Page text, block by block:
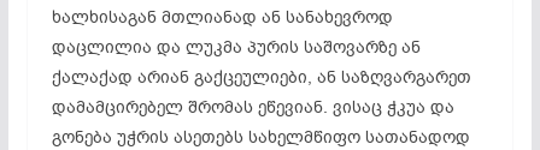
ხალხისაგან მთლიანად ან სანახევროდ
დაცლილია და ლუკმა პურის საშოვარზე ან
ქალაქად არიან გაქცეულიები, ან საზღვარგარეთ
დამამცირებელ შრომას ეწევიან. ვისაც ჭკუა და
გონება უჭრის ასეთებს სახელმწიფო სათანადოდ